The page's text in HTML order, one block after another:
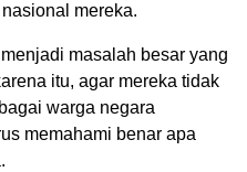
mereka.
masalah besar yang
itu, agar mereka tidak
warga negara
memahami benar apa